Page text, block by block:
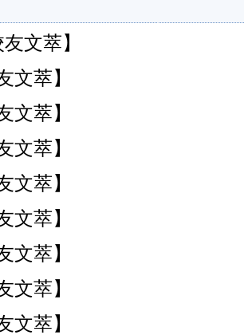
文萃】
文萃】
文萃】
文萃】
文萃】
文萃】
文萃】
文萃】
文萃】